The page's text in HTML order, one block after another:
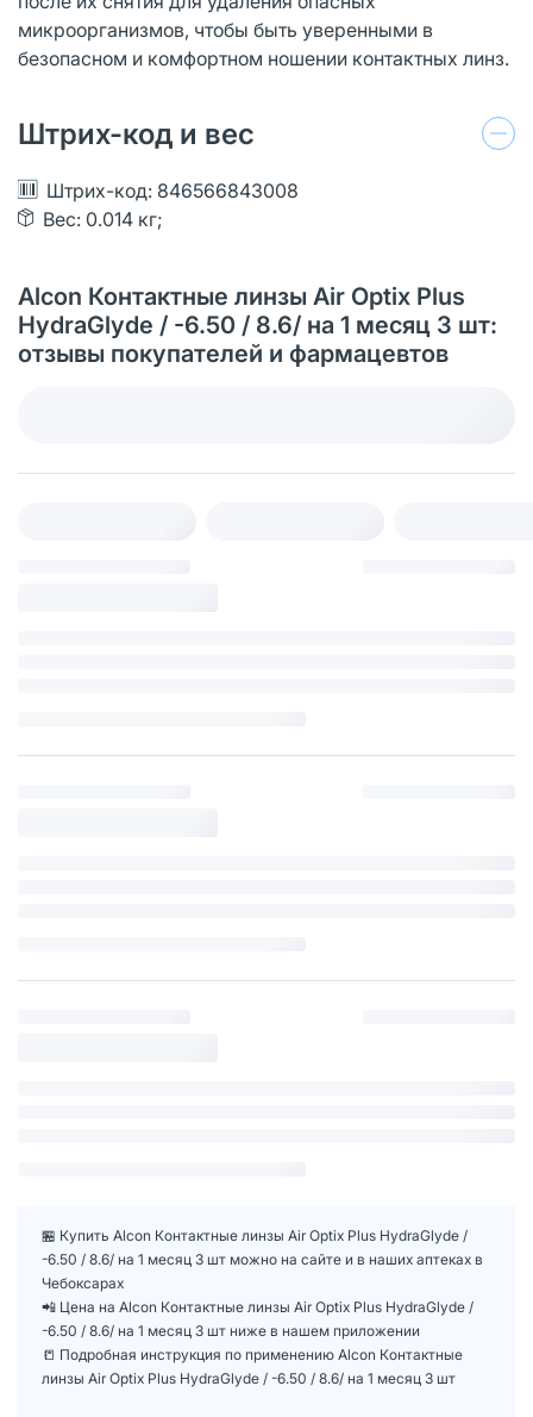
микроорганизмов, чтобы быть уверенными в
безопасном и комфортном ношении контактных линз.
Штрих-код и вес
Штрих-код: 846566843008
Вес: 0.014 кг;
Alcon Контактные линзы Air Optix Plus
HydraGlyde / -6.50 / 8.6/ на 1 месяц 3 шт:
отзывы покупателей и фармацевтов
🏪 Купить Alcon Контактные линзы Air Optix Plus HydraGlyde /
-6.50 / 8.6/ на 1 месяц 3 шт можно на сайте и в наших аптеках в
Чебоксарах
📲 Цена на Alcon Контактные линзы Air Optix Plus HydraGlyde /
-6.50 / 8.6/ на 1 месяц 3 шт ниже в нашем приложении
📒 Подробная инструкция по применению Alcon Контактные
линзы Air Optix Plus HydraGlyde / -6.50 / 8.6/ на 1 месяц 3 шт